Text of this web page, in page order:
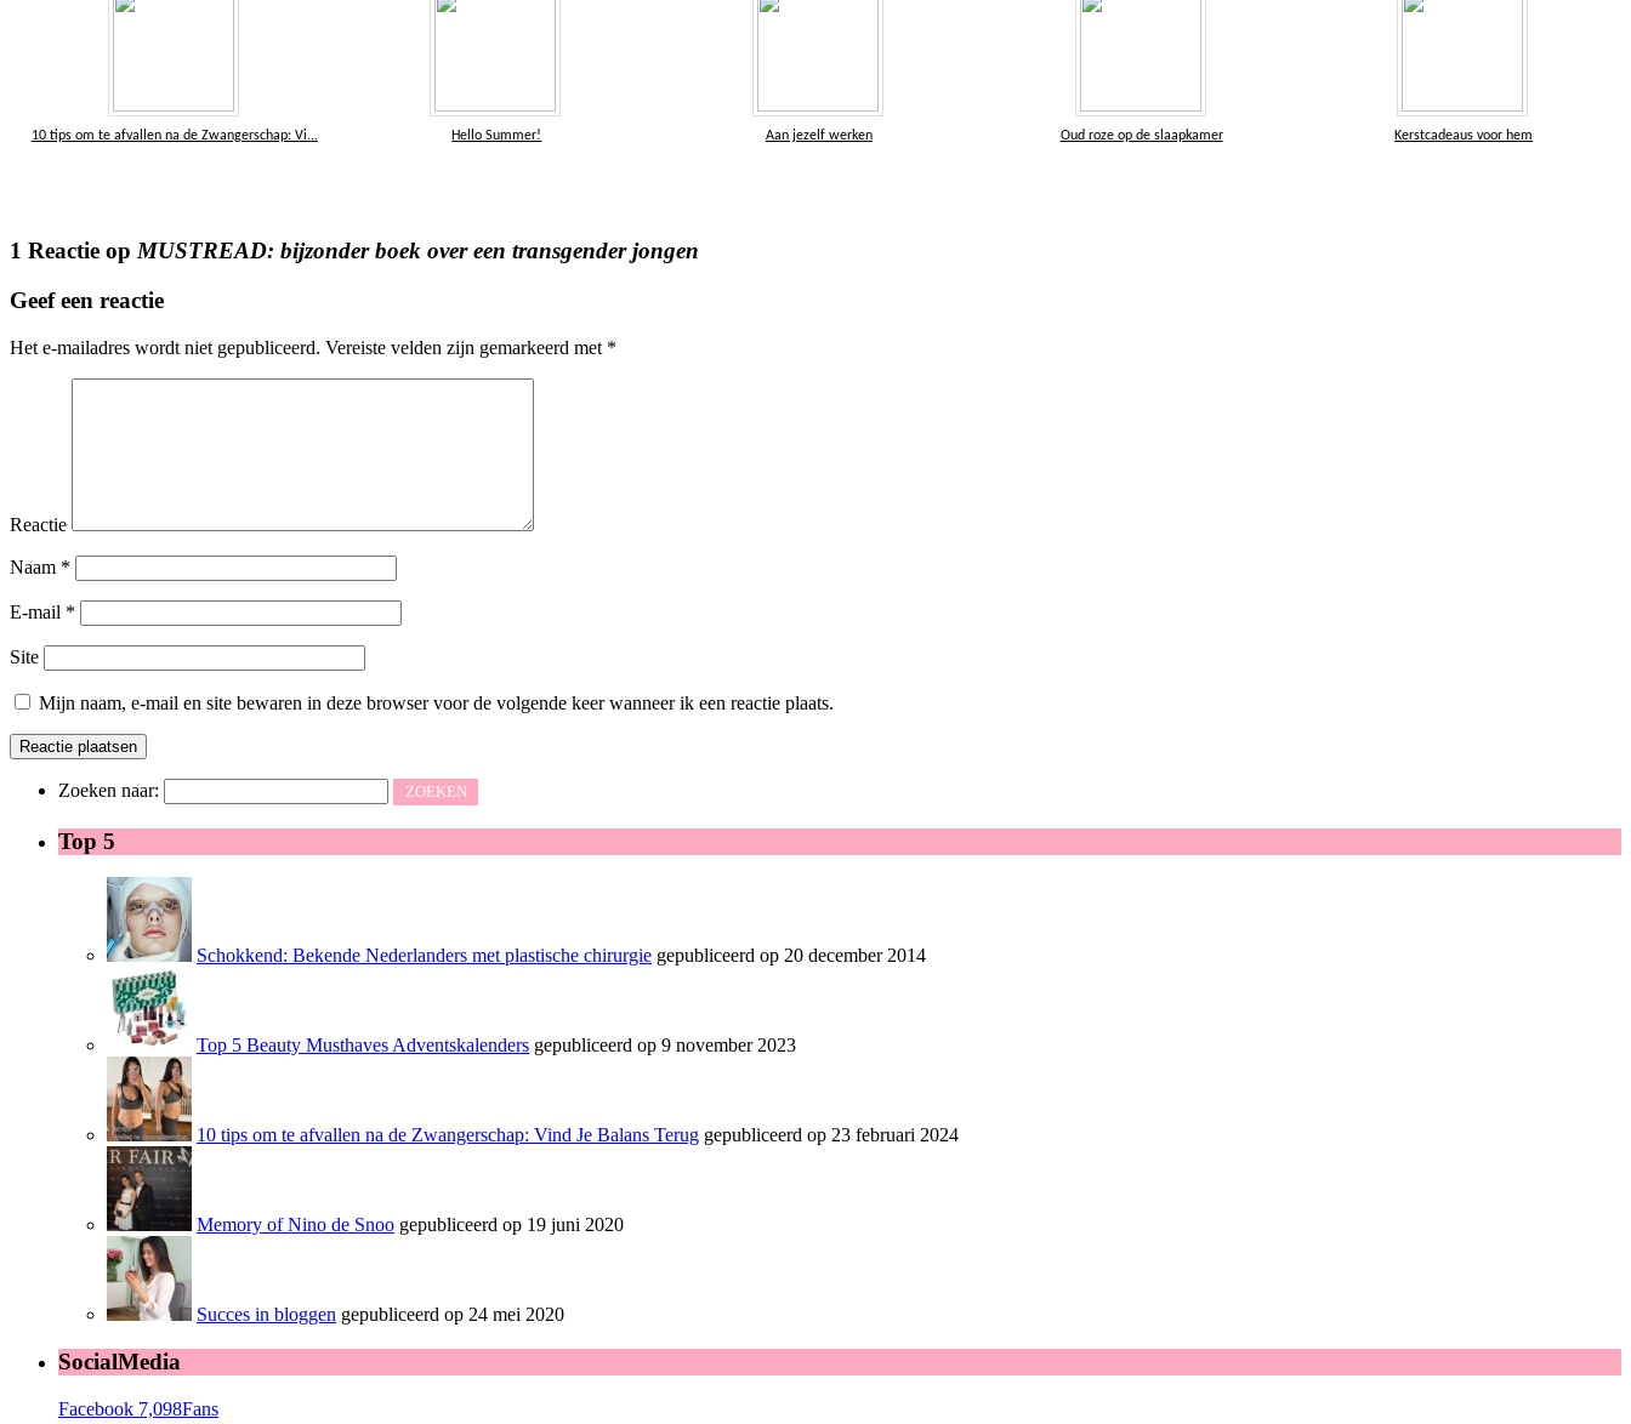
10 tips om te afvallen na de Zwangerschap: Vi... Hello Summer! Aan jezelf werken Oud roze op de slaapkamer Kerstcadeaus voor hem
1 Reactie opMUSTREAD: bijzonder boek over een transgender jongen
Geef een reactie
Het e-mailadres wordt niet gepubliceerd. Vereiste velden zijn gemarkeerd met *
Reactie
Naam *
E-mail *
Site
Mijn naam, e-mail en site bewaren in deze browser voor de volgende keer wanneer ik een reactie plaats.
Zoeken naar:
Top 5
Schokkend: Bekende Nederlanders met plastische chirurgie gepubliceerd op 20 december 2014
Top 5 Beauty Musthaves Adventskalenders gepubliceerd op 9 november 2023
10 tips om te afvallen na de Zwangerschap: Vind Je Balans Terug gepubliceerd op 23 februari 2024
Memory of Nino de Snoo gepubliceerd op 19 juni 2020
Succes in bloggen gepubliceerd op 24 mei 2020
SocialMedia
Facebook 7,098Fans